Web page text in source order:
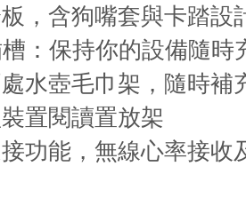
板，含狗嘴套與卡踏設
槽：保持你的設備隨時
處水壺毛巾架，隨時補
裝置閱讀置放架
接功能，無線心率接收